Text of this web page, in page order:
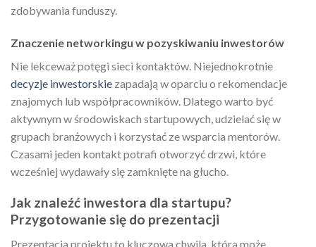
zdobywania funduszy.
Znaczenie networkingu w pozyskiwaniu inwestorów
Nie lekceważ potęgi sieci kontaktów. Niejednokrotnie
decyzje inwestorskie zapadają w oparciu o rekomendacje
znajomych lub współpracowników. Dlatego warto być
aktywnym w środowiskach startupowych, udzielać się w
grupach branżowych i korzystać ze wsparcia mentorów.
Czasami jeden kontakt potrafi otworzyć drzwi, które
wcześniej wydawały się zamknięte na głucho.
Jak znaleźć inwestora dla startupu?
Przygotowanie się do prezentacji
Prezentacja projektu to kluczowa chwila, która może